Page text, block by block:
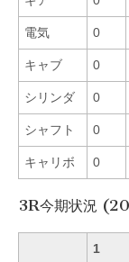
電気 0
キャブ 0
シリンダ 0
シャフト 0
キャリボ 0
3R今期状況
1